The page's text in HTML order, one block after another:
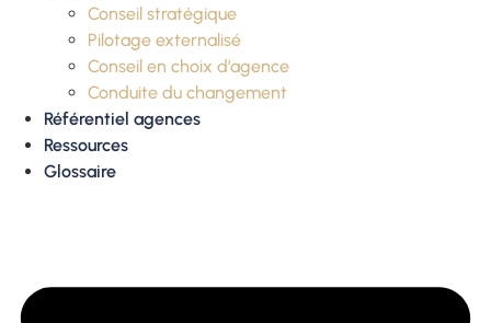
Conseil stratégique
Pilotage externalisé
Conseil en choix d’agence
Conduite du changement
Référentiel agences
Ressources
Glossaire